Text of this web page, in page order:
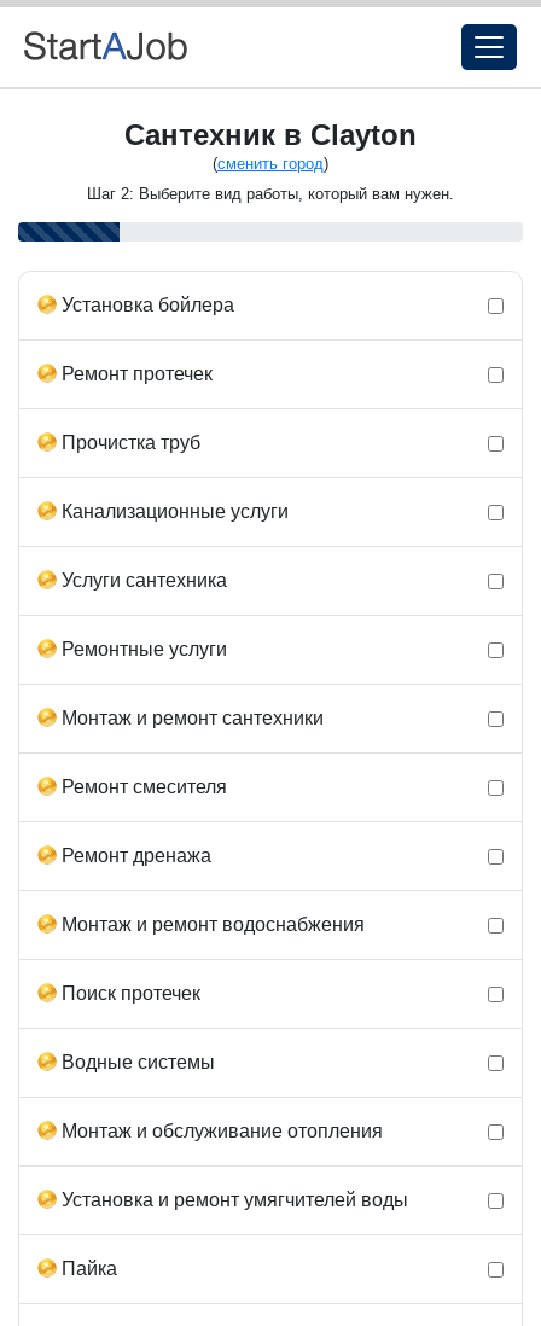
Сантехник в Clayton
(сменить город)
Шаг 2: Выберите вид работы, который вам нужен.
Установка бойлера
Ремонт протечек
Прочистка труб
Канализационные услуги
Услуги сантехника
Ремонтные услуги
Монтаж и ремонт сантехники
Ремонт смесителя
Ремонт дренажа
Монтаж и ремонт водоснабжения
Поиск протечек
Водные системы
Монтаж и обслуживание отопления
Установка и ремонт умягчителей воды
Пайка